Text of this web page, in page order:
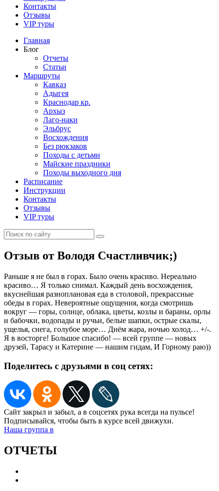
Контакты
Отзывы
VIP туры
Главная
Блог
Отчеты
Статьи
Маршруты
Кавказ
Адыгея
Краснодар кр.
Архыз
Лаго-наки
Эльбрус
Восхождения
Без рюкзаков
Походы с детьми
Майские праздники
Походы выходного дня
Расписание
Инструкции
Контакты
Отзывы
VIP туры
Отзыв от Володя Счастливчик;)
Раньше я не был в горах. Было очень красиво. Нереально
красиво… Я только снимал. Каждый день восхождения,
вкуснейшая разноплановая еда в столовой, прекрассные
обеды в горах. Невероятные ощущения, когда смотришь
вокруг — горы, солнце, облака, цветы, козлы и бараны, орлы
и бабочки, водопады и ручьи, белые шапки, острые скалы,
ущелья, снега, голубое море… Днём жара, ночью холод… +/-.
Я в восторге! Большое спасибо! — всей группе — новых
друзей, Тарасу и Катерине — нашим гидам, И Горному раю))
Поделитесь с друзьями в соц сетях:
Сайт закрыл и забыл, а в соцсетях рука всегда на пульсе!
Подписывайся, чтобы быть в курсе всей движухи.
Наша группа в
ОТЧЕТЫ